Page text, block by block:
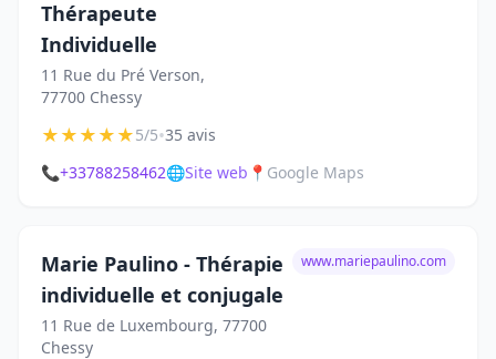
Thérapeute
Individuelle
11 Rue du Pré Verson,
77700 Chessy
★★★★★5/5•35 avis
📞+33788258462🌐Site web 📍 Google Maps
Marie Paulino - Thérapie
individuelle et conjugale
11 Rue de Luxembourg, 77700
Chessy
www.mariepaulino.com